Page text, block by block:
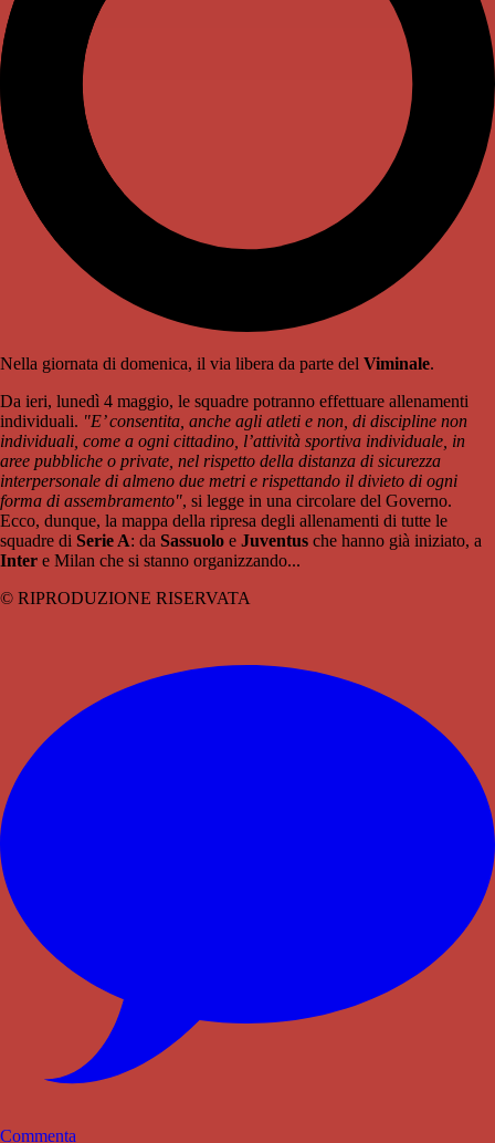
Nella giornata di domenica, il via libera da parte del Viminale.
Da ieri, lunedì 4 maggio, le squadre potranno effettuare allenamenti
individuali. "E’ consentita, anche agli atleti e non, di discipline non
individuali, come a ogni cittadino, l’attività sportiva individuale, in
aree pubbliche o private, nel rispetto della distanza di sicurezza
interpersonale di almeno due metri e rispettando il divieto di ogni
forma di assembramento", si legge in una circolare del Governo.
Ecco, dunque, la mappa della ripresa degli allenamenti di tutte le
squadre di Serie A: da Sassuolo e Juventus che hanno già iniziato, a
Inter e Milan che si stanno organizzando...
© RIPRODUZIONE RISERVATA
Commenta